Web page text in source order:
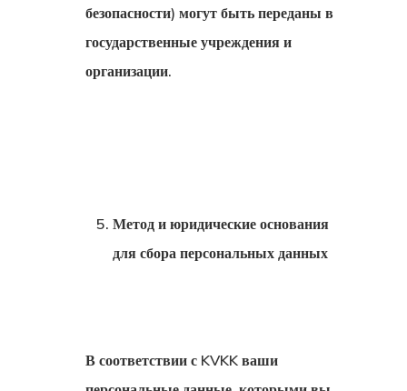
безопасности) могут быть переданы в
государственные учреждения и
организации.
Метод и юридические основания
для сбора персональных данных
В соответствии с KVKK ваши